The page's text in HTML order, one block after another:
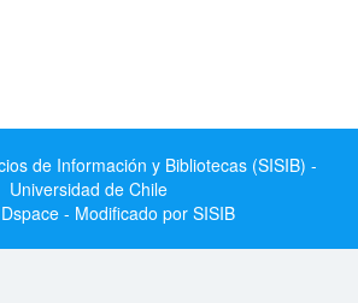
de Información y Bibliotecas (SISIB) -
Universidad de Chile
- Modificado por SISIB